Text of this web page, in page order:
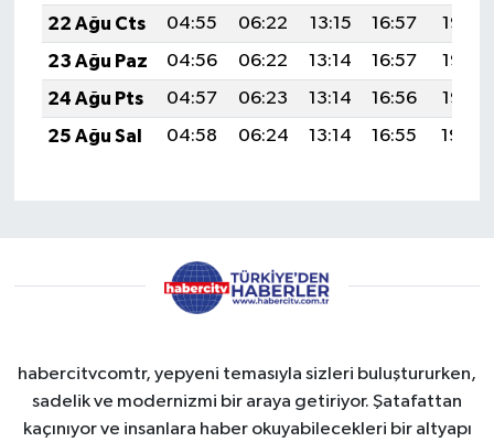
22 Ağu Cts
04:55 06:22 13:15 16:57
19:58
23 Ağu Paz
04:56 06:22 13:14 16:57
19:56
24 Ağu Pts
04:57 06:23 13:14 16:56
19:55
25 Ağu Sal
04:58 06:24 13:14 16:55 19:54
habercitvcomtr, yepyeni temasıyla sizleri buluştururken,
sadelik ve modernizmi bir araya getiriyor. Şatafattan
kaçınıyor ve insanlara haber okuyabilecekleri bir altyapı